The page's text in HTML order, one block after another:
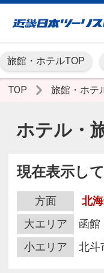
旅館・ホテルTOP
TOP 旅館・ホテ
ホテル・
現在表示し
方面
北
大エリア
函館
小エリア
北斗